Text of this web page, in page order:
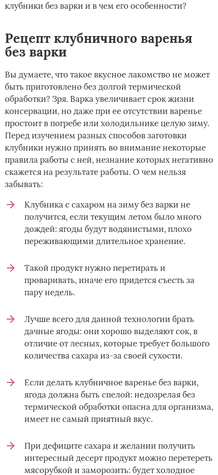
клубники без варки и в чем его особенности?
Рецепт клубничного варенья
без варки
Вы думаете, что такое вкусное лакомство не может
быть приготовлено без долгой термической
обработки? Зря. Варка увеличивает срок жизни
консервации, но даже при ее отсутствии варенье
простоит в погребе или холодильнике целую зиму.
Перед изучением разных способов заготовки
клубники нужно принять во внимание некоторые
правила работы с ней, незнание которых негативно
скажется на результате работы. О чем нельзя
забывать:
Клубника с сахаром на зиму без варки не
получится, если текущим летом было много
дождей: ягоды будут водянистыми, плохо
переживающими длительное хранение.
Такой продукт нужно перетирать и
проваривать, иначе его придется съесть за
пару недель.
Лучше всего для данной технологии брать
дачные ягоды: они хорошо выделяют сок, в
отличие от лесных, которые требует большого
количества сахара из-за своей сухости.
Если делать клубничное варенье без варки,
ягода должна быть спелой: недозрелая без
термической обработки опасна для организма,
имеет не самый приятный вкус.
При дефиците сахара и желании получить
интересный десерт продукт можно перетереть
мясорубкой и заморозить: будет холодное